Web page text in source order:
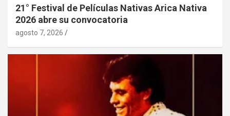
21° Festival de Películas Nativas Arica Nativa
2026 abre su convocatoria
agosto 7, 2026